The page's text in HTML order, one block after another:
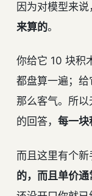
因为对模型来说
来算的。
你给它 10 块积
都盘算一遍；
那么客气。所
的回答， 每一块
而且这里有个新
的，而且单价通